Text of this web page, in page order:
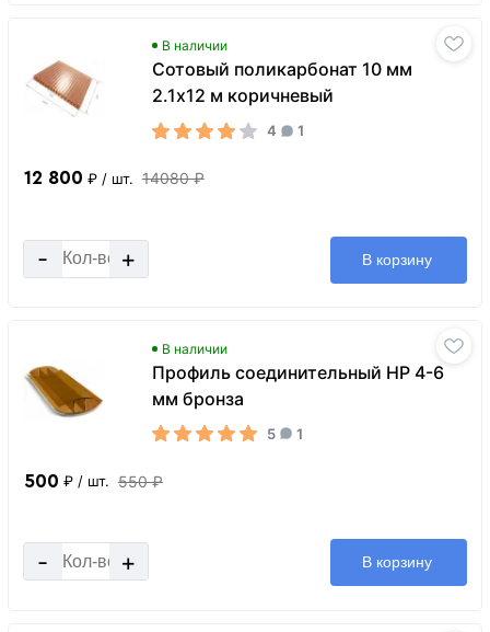
В наличии
Сотовый поликарбонат 10 мм
2.1х12 м коричневый
4 1
12 800 ₽ / шт. 14080 ₽
- + В корзину
В наличии
Профиль соединительный HP 4-6
мм бронза
5 1
500 ₽ / шт. 550 ₽
- + В корзину